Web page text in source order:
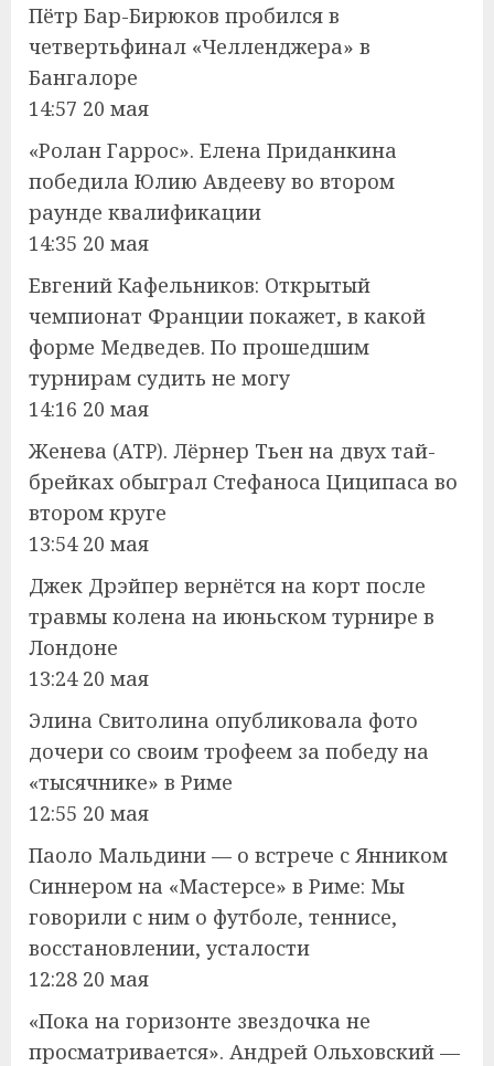
Пётр Бар-Бирюков пробился в
четвертьфинал «Челленджера» в
Бангалоре
14:57 20 мая
«Ролан Гаррос». Елена Приданкина
победила Юлию Авдееву во втором
раунде квалификации
14:35 20 мая
Евгений Кафельников: Открытый
чемпионат Франции покажет, в какой
форме Медведев. По прошедшим
турнирам судить не могу
14:16 20 мая
Женева (ATP). Лёрнер Тьен на двух тай-
брейках обыграл Стефаноса Циципаса во
втором круге
13:54 20 мая
Джек Дрэйпер вернётся на корт после
травмы колена на июньском турнире в
Лондоне
13:24 20 мая
Элина Свитолина опубликовала фото
дочери со своим трофеем за победу на
«тысячнике» в Риме
12:55 20 мая
Паоло Мальдини — о встрече с Янником
Синнером на «Мастерсе» в Риме: Мы
говорили с ним о футболе, теннисе,
восстановлении, усталости
12:28 20 мая
«Пока на горизонте звездочка не
просматривается». Андрей Ольховский —